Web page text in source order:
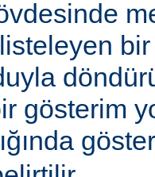
gösterim